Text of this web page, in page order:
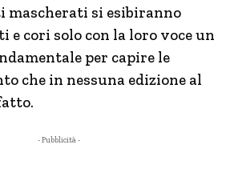
mascherati si esibiranno
e cori solo con la loro voce un
per capire le
che in nessuna edizione al
- Pubblicità -